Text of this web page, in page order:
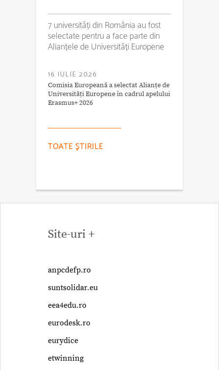
7 universități din România au fost
selectate pentru a face parte din
Alianțele de Universități Europene
16 IULIE 2026
Comisia Europeană a selectat Alianțe de
Universități Europene în cadrul apelului
Erasmus+ 2026
TOATE ŞTIRILE
Site-uri +
anpcdefp.ro
suntsolidar.eu
eea4edu.ro
eurodesk.ro
eurydice
etwinning